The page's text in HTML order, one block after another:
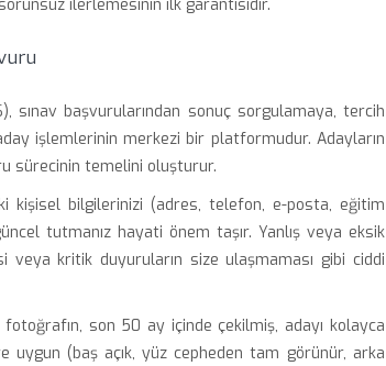
ilerlemesinin ilk garantisidir.
sınav başvurularından sonuç sorgulamaya, tercih
işlemlerinin merkezi bir platformudur. Adayların
sürecinin temelini oluşturur.
kişisel bilgilerinizi (adres, telefon, e-posta, eğitim
tutmanız hayati önem taşır. Yanlış veya eksik
veya kritik duyuruların size ulaşmaması gibi ciddi
son 50 ay içinde çekilmiş, adayı kolayca
uygun (baş açık, yüz cepheden tam görünür, arka